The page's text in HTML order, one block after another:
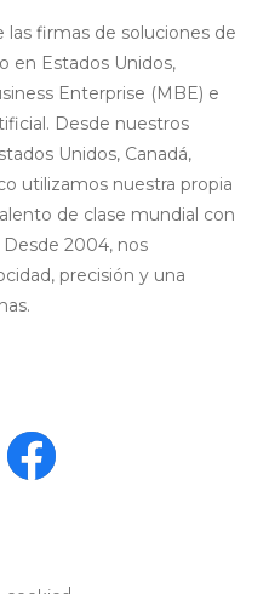
las firmas de soluciones de
en Estados Unidos,
Enterprise (MBE) e
Desde nuestros
Unidos, Canadá,
utilizamos nuestra propia
de clase mundial con
2004, nos
precisión y una